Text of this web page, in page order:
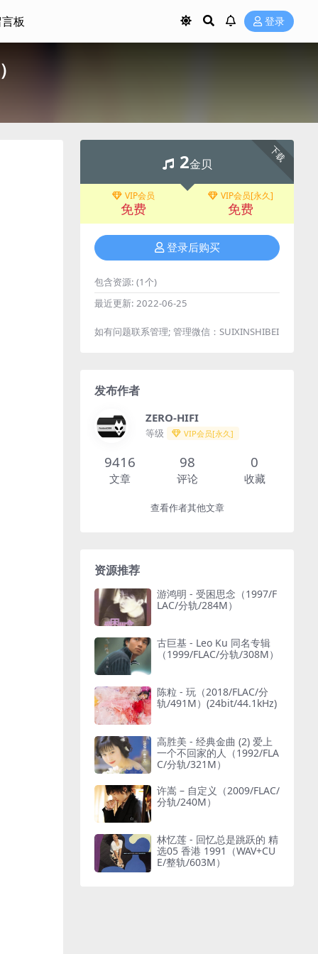
板 登录
下载
2金贝
VIP会员
免费
VIP会员[永久]
免费
登录后购买
包含资源: (1个)
最近更新: 2022-06-25
如有问题联系管理; 管理微信：SUIXINSHIBEI
发布作者
ZERO-HIFI
等级 VIP会员[永久]
9416
文章
98
评论
0
收藏
查看作者其他文章
资源推荐
游鸿明 - 受困思念（1997/F
LAC/分轨/284M）
古巨基 - Leo Ku 同名专辑
（1999/FLAC/分轨/308M）
陈粒 - 玩（2018/FLAC/分
轨/491M）(24bit/44.1kHz)
高胜美 - 经典金曲 (2) 爱上
一个不回家的人（1992/FLA
C/分轨/321M）
许嵩 – 自定义（2009/FLAC/
分轨/240M）
林忆莲 - 回忆总是跳跃的 精
选05 香港 1991（WAV+CU
E/整轨/603M）